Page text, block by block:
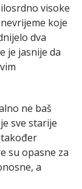
visoke
koje
dva
je jasnije da
ne baš
sve starije
su opasne za
a